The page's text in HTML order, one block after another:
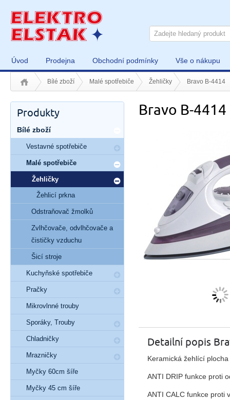
Úvod Prodejna Obchodní podmínky Vše o nákupu
Bílé zboží Malé spotřebiče Žehličky Bravo B-4414
Bravo B-4414
Detailní popis
Keramická žehlící plocha
ANTI DRIP funkce proti
ANTI CALC funkce proti
Produkty
Bílé zboží
Vestavné spotřebiče
Malé spotřebiče
Žehličky
Žehlicí prkna
Odstraňovač žmolků
Zvlhčovače, odvlhčovače a
čističky vzduchu
Šicí stroje
Kuchyňské spotřebiče
Pračky
Mikrovlnné trouby
Sporáky, Trouby
Chladničky
Mrazničky
Myčky 60cm šíře
Myčky 45 cm šíře